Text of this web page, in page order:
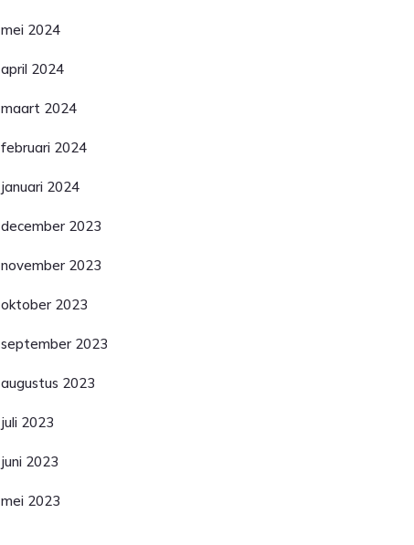
mei 2024
april 2024
maart 2024
februari 2024
januari 2024
december 2023
november 2023
oktober 2023
september 2023
augustus 2023
juli 2023
juni 2023
mei 2023